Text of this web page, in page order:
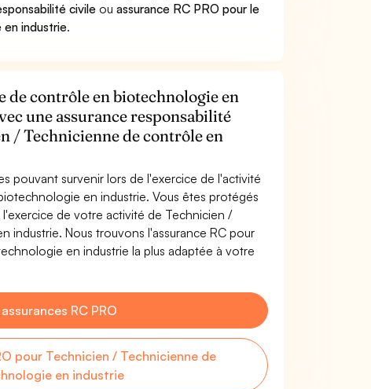
civile ouassurance RC PRO pour le
industrie.
de contrôle en biotechnologie en
une assurance responsabilité
/ Technicienne de contrôle en
pouvant survenir lors de l'exercice de l'activité
en industrie. Vous êtes protégés
de votre activité de Technicien /
Nous trouvons l'assurance RC pour
en industrie la plus adaptée à votre
RC PRO
pour Technicien / Technicienne de
en industrie